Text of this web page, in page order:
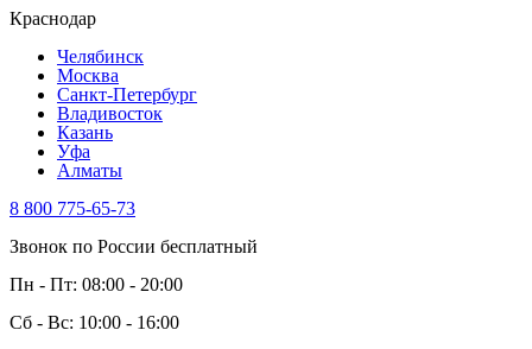
Краснодар
Челябинск
Москва
Санкт-Петербург
Владивосток
Казань
Уфа
Алматы
8 800 775-65-73
Звонок по России бесплатный
Пн - Пт: 08:00 - 20:00
Сб - Вс: 10:00 - 16:00